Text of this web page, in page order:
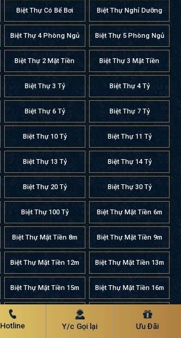
Biệt Thự Có Bể Bơi Biệt Thự Nghỉ Dưỡng
Biệt Thự 4 Phòng Ngủ Biệt Thự 5 Phòng Ngủ
Biệt Thự 2 Mặt Tiền Biệt Thự 3 Mặt Tiền
Biệt Thự 3 Tỷ Biệt Thự 4 Tỷ
Biệt Thự 6 Tỷ Biệt Thự 7 Tỷ
Biệt Thự 10 Tỷ Biệt Thự 11 Tỷ
Biệt Thự 13 Tỷ Biệt Thự 14 Tỷ
Biệt Thự 20 Tỷ Biệt Thự 30 Tỷ
Biệt Thự 100 Tỷ Biệt Thự Mặt Tiền 6m
Biệt Thự Mặt Tiền 8m Biệt Thự Mặt Tiền 9m
Biệt Thự Mặt Tiền 12m Biệt Thự Mặt Tiền 13m
Biệt Thự Mặt Tiền 15m Biệt Thự Mặt Tiền 16m
Biệt Thự Mặt Tiền 18m Nhà Mái Nhật
Hotline Y/c Gọi lại Ưu Đãi